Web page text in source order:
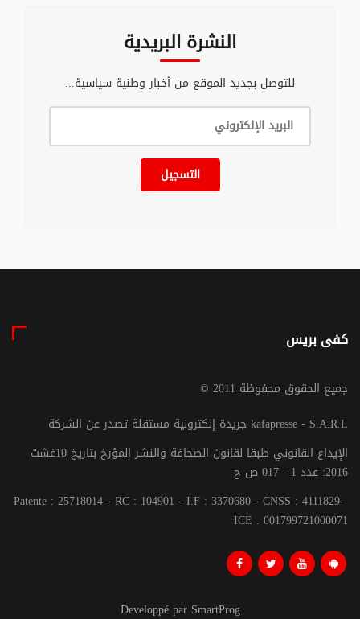
النشرة البريدية
للتوصل بجديد الموقع من أخبار وطنية سياسية...
التسجيل
كفى بريس
© جميع الحقوق محفوظة 2011
جريدة إلكترونية مستقلة تصدر عن الشركة kafapresse - S.A.R.L
الإيداع القانوني طبقا لقانون الصحافة والنشر المؤرخ بتاريخ 10غشت
2016: عدد 1 - 017 ص ح
Patente : 25718014 - RC : 104901 - I.F : 3370680 - CNSS : 4111829 -
ICE : 001799721000071
Developpé par SmartProg